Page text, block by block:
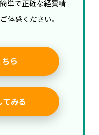
単で正確な経費精
体感ください。
ら
みる